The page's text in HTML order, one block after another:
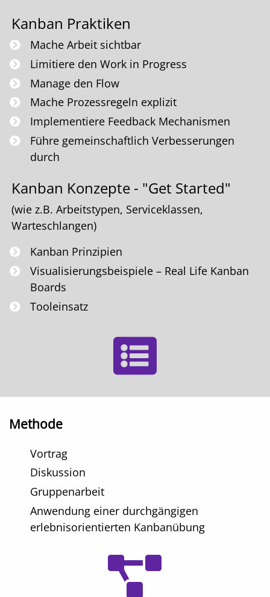
Kanban Praktiken
Mache Arbeit sichtbar
Limitiere den Work in Progress
Manage den Flow
Mache Prozessregeln explizit
Implementiere Feedback Mechanismen
Führe gemeinschaftlich Verbesserungen
durch
Kanban Konzepte - "Get Started"
(wie z.B. Arbeitstypen, Serviceklassen,
Warteschlangen)
Kanban Prinzipien
Visualisierungsbeispiele – Real Life Kanban
Boards
Tooleinsatz
Methode
Vortrag
Diskussion
Gruppenarbeit
Anwendung einer durchgängigen
erlebnisorientierten Kanbanübung